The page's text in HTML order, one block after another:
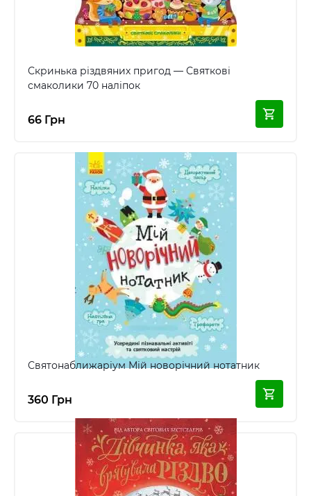
Скринька різдвяних пригод — Святкові
смаколики 70 наліпок
66 Грн
Святонаближаріум Мій новорічний нотатник
360 Грн